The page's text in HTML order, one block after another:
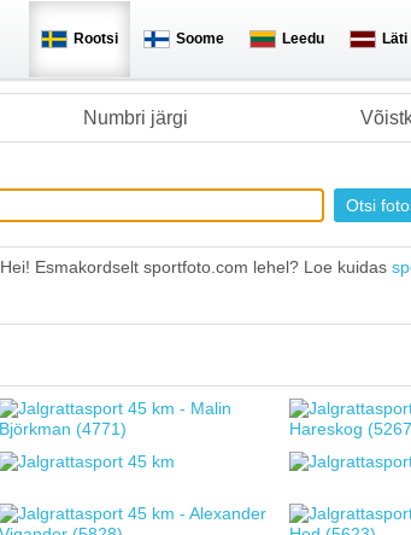
Rootsi Soome Leedu Läti
Numbri järgi
Hei! Esmakordselt sportfoto.com lehel? Loe kuidas